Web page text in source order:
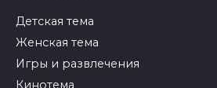
Детская тема
Женская тема
Игры и развлечения
Кинотема